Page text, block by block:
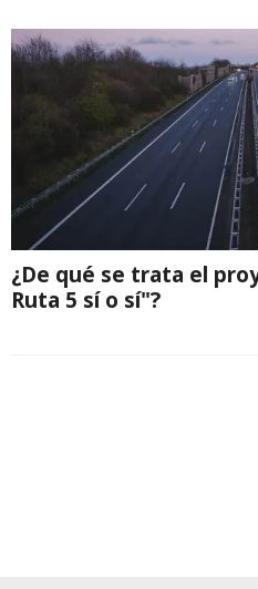
¿De qué se trata el
Ruta 5 sí o sí"?